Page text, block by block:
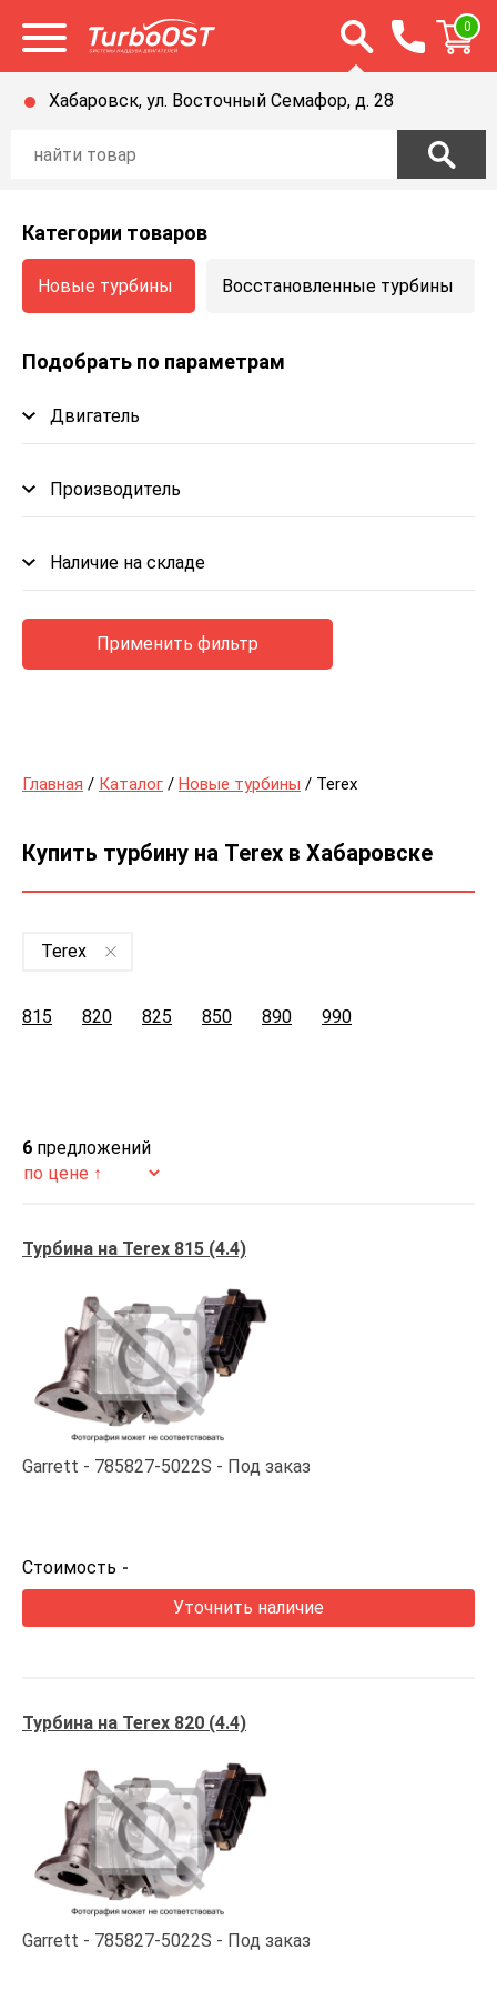
Открыть меню Открыть строку
0
Хабаровск, ул. Восточный Семафор, д. 28
Категории товаров
Новые турбины Восстановленные турбины
Подобрать по параметрам
Двигатель
Производитель
Наличие на складе
Применить фильтр
Главная / Каталог / Новые турбины / Terex
Купить турбину на Terex в Хабаровске
Terex
815 820 825 850 890 990
6 предложений
Турбина на Terex 815 (4.4)
Garrett 785827-5022S Под заказ
Стоимость -
Уточнить наличие
Турбина на Terex 820 (4.4)
Garrett 785827-5022S Под заказ